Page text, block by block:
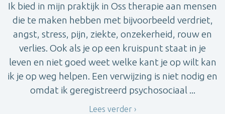
Ik bied in mijn praktijk in Oss therapie aan mensen
die te maken hebben met bijvoorbeeld verdriet,
angst, stress, pijn, ziekte, onzekerheid, rouw en
verlies. Ook als je op een kruispunt staat in je
leven en niet goed weet welke kant je op wilt kan
ik je op weg helpen. Een verwijzing is niet nodig en
omdat ik geregistreerd psychosociaal ...
Lees verder